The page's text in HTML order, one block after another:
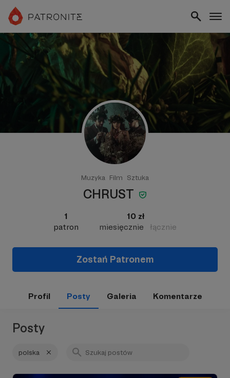
Muzyka Film Sztuka
CHRUST
1
patron
10 zł
miesięcznie
łącznie
Zostań Patronem
Profil Posty Galeria Komentarze
Posty
polska